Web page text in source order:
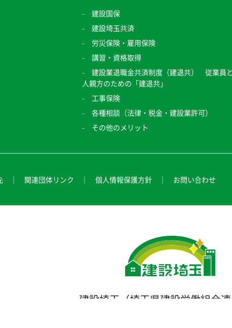
建設国保
建設埼玉共済
労災保険・雇用保険
講習・資格取得
建設業退職金共済制度（建退共） 従業員
人親方のための「建退共」
工事保険
各種相談（法律・税金・建設業許可）
その他のメリット
関連団体リンク 個人情報保護方針 お問い合わせ
建設埼玉（埼玉県建設労働組合連